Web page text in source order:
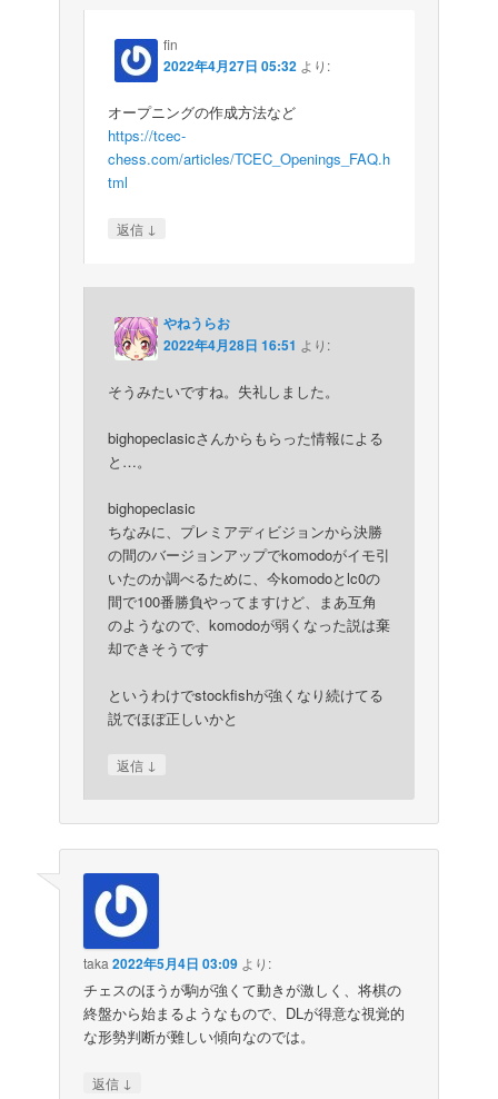
fin
2022年4月27日 05:32 より:
オープニングの作成方法など
https://tcec-
chess.com/articles/TCEC_Openings_FAQ.h
tml
返信 ↓
やねうらお
2022年4月28日 16:51 より:
そうみたいですね。失礼しました。
bighopeclasicさんからもらった情報による
と…。
bighopeclasic
ちなみに、プレミアディビジョンから決勝
の間のバージョンアップでkomodoがイモ引
いたのか調べるために、今komodoとlc0の
間で100番勝負やってますけど、まあ互角
のようなので、komodoが弱くなった説は棄
却できそうです
というわけでstockfishが強くなり続けてる
説でほぼ正しいかと
返信 ↓
taka 2022年5月4日 03:09 より:
チェスのほうが駒が強くて動きが激しく、将棋の
終盤から始まるようなもので、DLが得意な視覚的
な形勢判断が難しい傾向なのでは。
返信 ↓